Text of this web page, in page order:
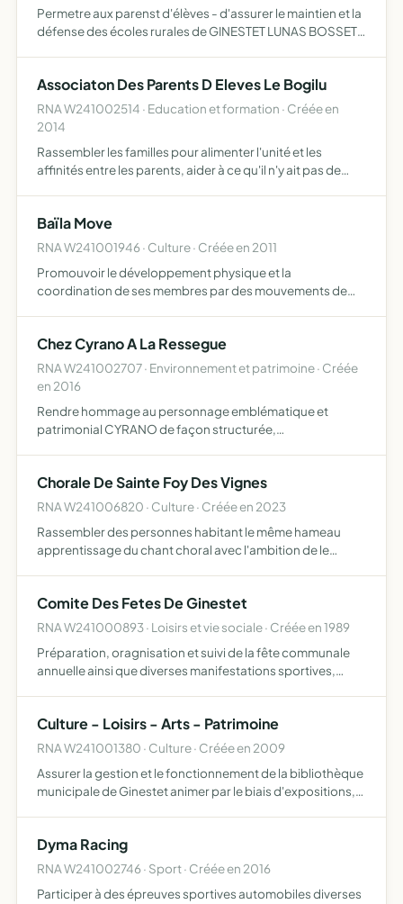
Permetre aux parenst d'élèves - d'assurer le maintien et la
défense des écoles rurales de GINESTET LUNAS BOSSET.
Associaton Des Parents D Eleves Le Bogilu
RNA W241002514 · Education et formation · Créée en
2014
Rassembler les familles pour alimenter l'unité et les
affinités entre les parents, aider à ce qu'il n'y ait pas de
Lunas-B…
Baïla Move
RNA W241001946 · Culture · Créée en 2011
Promouvoir le développement physique et la
coordination de ses membres par des mouvements de
Chez Cyrano A La Ressegue
RNA W241002707 · Environnement et patrimoine · Créée
en 2016
Rendre hommage au personnage emblématique et
patrimonial CYRANO de façon structurée,
l'action culturelle sera au …
Chorale De Sainte Foy Des Vignes
RNA W241006820 · Culture · Créée en 2023
Rassembler des personnes habitant le même hameau
apprentissage du chant choral avec l'ambition de le
de musique d…
Comite Des Fetes De Ginestet
RNA W241000893 · Loisirs et vie sociale · Créée en 1989
Préparation, oragnisation et suivi de la fête communale
annuelle ainsi que diverses manifestations sportives,
Culture - Loisirs - Arts - Patrimoine
RNA W241001380 · Culture · Créée en 2009
Assurer la gestion et le fonctionnement de la bibliothèque
municipale de Ginestet animer par le biais d'expositions,
Dyma Racing
RNA W241002746 · Sport · Créée en 2016
Participer à des épreuves sportives automobiles diverses